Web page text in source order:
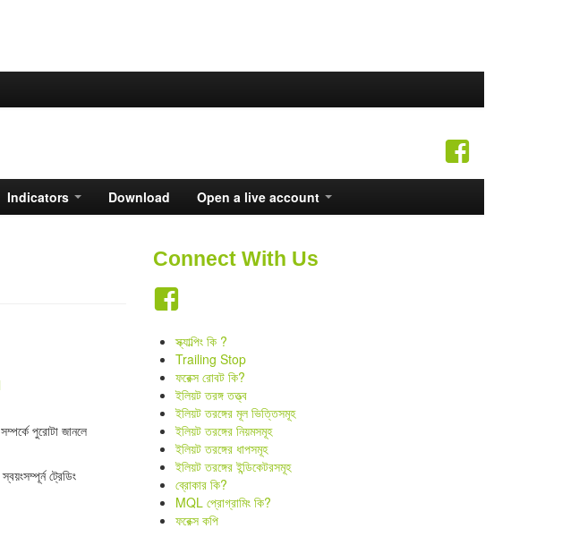
Indicators Download Open a live account
পুরোটা জানলে
ট্রেডিং
Connect With Us
স্ক্যাল্পিং কি ?
Trailing Stop
ফরেক্স রোবট কি?
ইলিয়ট তরঙ্গ তত্ত্ব
ইলিয়ট তরঙ্গের মূল ভিত্তিসমূহ
ইলিয়ট তরঙ্গের নিয়মসমূহ
ইলিয়ট তরঙ্গের ধাপসমূহ
ইলিয়ট তরঙ্গের ইন্ডিকেটরসমূহ
ব্রোকার কি?
MQL প্রোগ্রামিং কি?
ফরেক্স কপি